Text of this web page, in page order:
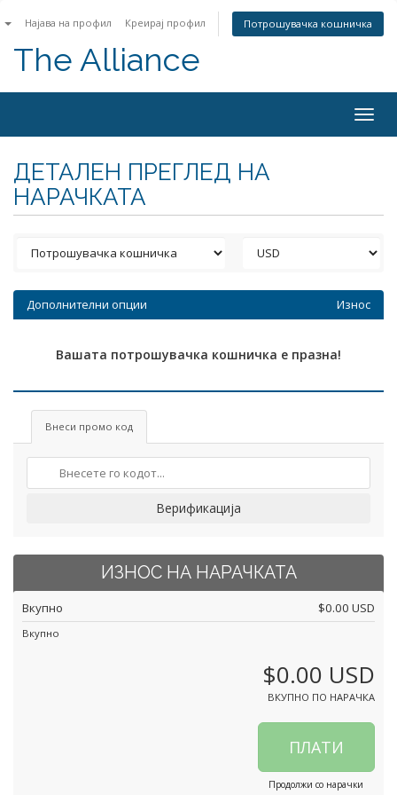
Најава на профил Креирај профил Потрошувачка кошничка
The Alliance
ДЕТАЛЕН ПРЕГЛЕД НА
НАРАЧКАТА
Дополнителни опции Износ
Вашата потрошувачка кошничка е празна!
Внеси промо код
Верификација
ИЗНОС НА НАРАЧКАТА
Вкупно $0.00 USD
Вкупно
$0.00 USD
ВКУПНО ПО НАРАЧКА
ПЛАТИ
Продолжи со нарачки